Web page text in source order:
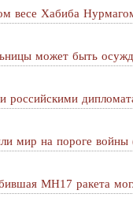
весе Хабиба
может быть
российскими
мир на пороге войны
MH17 ракета